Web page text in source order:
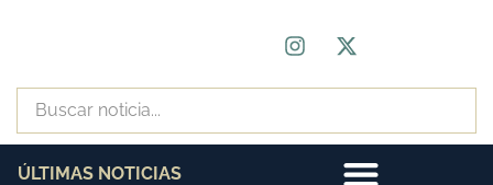
ÚLTIMAS NOTICIAS